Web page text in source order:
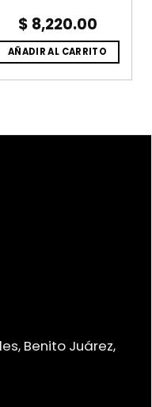
$ 8,220.00
AÑADIR AL CARRITO
Benito Juárez,